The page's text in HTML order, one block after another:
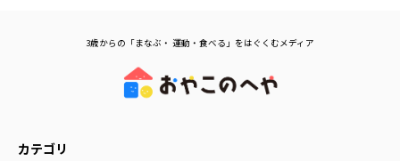
3歳からの「まなぶ・ 運動・食べる」をはぐくむメディア
カテゴリ